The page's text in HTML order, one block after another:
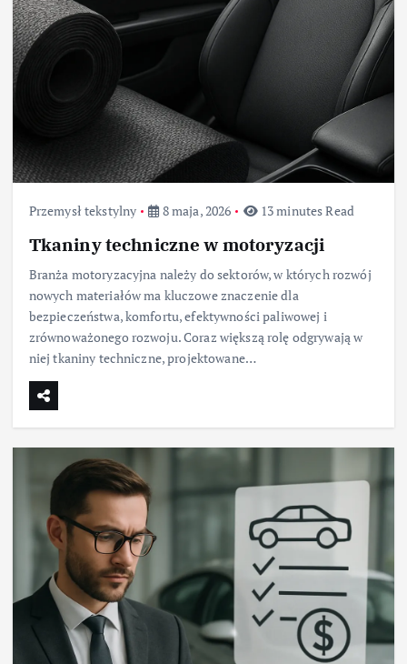
Przemysł tekstylny 8 maja, 2026 13 minutes Read
Tkaniny techniczne w motoryzacji
Branża motoryzacyjna należy do sektorów, w których rozwój
nowych materiałów ma kluczowe znaczenie dla
bezpieczeństwa, komfortu, efektywności paliwowej i
zrównoważonego rozwoju. Coraz większą rolę odgrywają w
niej tkaniny techniczne, projektowane…